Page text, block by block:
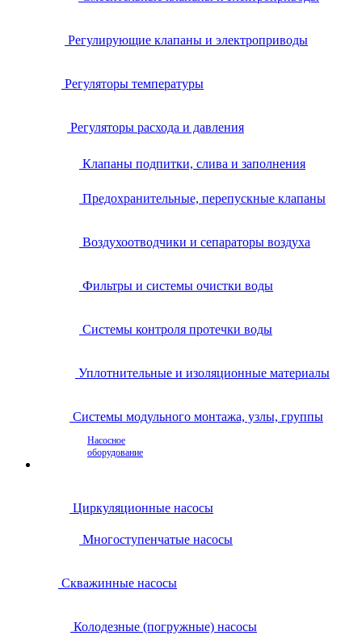
Регулирующие клапаны и электроприводы
Регуляторы температуры
Регуляторы расхода и давления
Клапаны подпитки, слива и заполнения
Предохранительные, перепускные клапаны
Воздухоотводчики и сепараторы воздуха
Фильтры и системы очистки воды
Системы контроля протечки воды
Уплотнительные и изоляционные материалы
Системы модульного монтажа, узлы, группы
Насосное
оборудование
Циркуляционные насосы
Многоступенчатые насосы
Скважинные насосы
Колодезные (погружные) насосы